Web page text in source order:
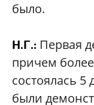
было.
Н.Г.: Первая
причем
состоялась 5
были